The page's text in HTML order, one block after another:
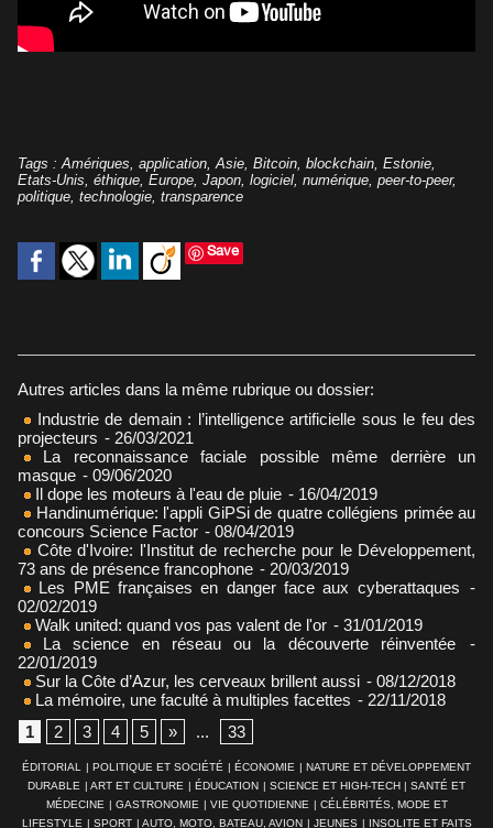
Tags :Amériques, application,Asie, Bitcoin, blockchain, Estonie,
Etats-Unis, éthique, Europe, Japon, logiciel, numérique, peer-to-peer,
politique, technologie, transparence
Save
Autres articles dans la même rubrique ou dossier:
Industrie de demain : l’intelligence artificielle sous le feu des
projecteurs - 26/03/2021
La reconnaissance faciale possible même derrière un
masque - 09/06/2020
Il dope les moteurs à l'eau de pluie - 16/04/2019
Handinumérique: l'appli GiPSi de quatre collégiens primée au
concours Science Factor - 08/04/2019
Côte d'Ivoire: l'Institut de recherche pour le Développement,
73 ans de présence francophone - 20/03/2019
Les PME françaises en danger face aux cyberattaques -
02/02/2019
Walk united: quand vos pas valent de l'or - 31/01/2019
La science en réseau ou la découverte réinventée
-
22/01/2019
Sur la Côte d’Azur, les cerveaux brillent aussi - 08/12/2018
La mémoire, une faculté à multiples facettes - 22/11/2018
1
2 3 4 5 » ... 33
ÉDITORIAL | POLITIQUE ET SOCIÉTÉ | ÉCONOMIE | NATURE ET DÉVELOPPEMENT
DURABLE | ART ET CULTURE | ÉDUCATION | SCIENCE ET HIGH-TECH | SANTÉ ET
MÉDECINE | GASTRONOMIE | VIE QUOTIDIENNE | CÉLÉBRITÉS, MODE ET
LIFESTYLE | SPORT | AUTO, MOTO, BATEAU, AVION | JEUNES | INSOLITE ET FAITS